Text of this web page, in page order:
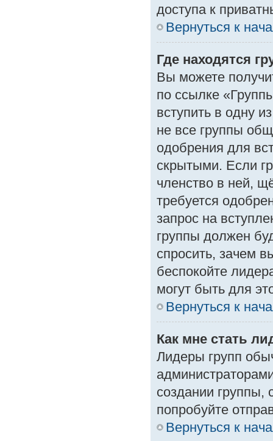
доступа к
Вернуться к
Где находятся
Вы можете
по ссылке
вступить в одну
не все группы
одобрения для
скрытыми. Если
членство в ней,
требуется
запрос на
группы должен
спросить, зачем
беспокойте
могут быть для
Вернуться к
Как мне стать
Лидеры групп
создании группы,
попробуйте
Вернуться к